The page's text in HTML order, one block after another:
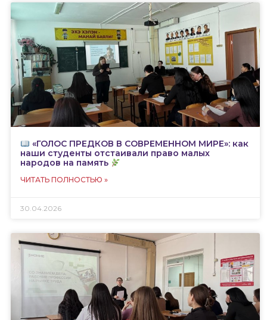
«ГОЛОС ПРЕДКОВ В СОВРЕМЕННОМ МИРЕ»: как
наши студенты отстаивали право малых
народов на память
ЧИТАТЬ ПОЛНОСТЬЮ »
30.04.2026